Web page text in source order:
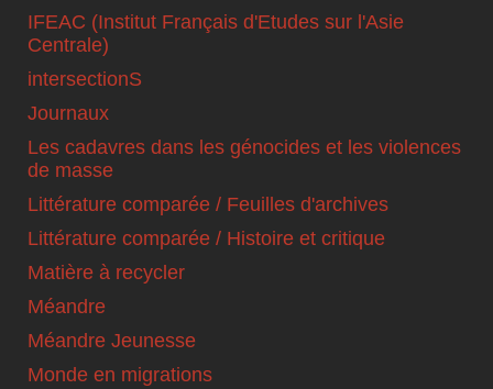
IFEAC (Institut Français d'Etudes sur l'Asie
Centrale)
intersectionS
Journaux
Les cadavres dans les génocides et les violences
de masse
Littérature comparée / Feuilles d'archives
Littérature comparée / Histoire et critique
Matière à recycler
Méandre
Méandre Jeunesse
Monde en migrations